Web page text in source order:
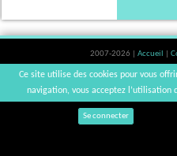
2007-2026 | Accueil
L'abus d'alcool est dangereux pour
Se connecter
Ce site utilise des cookies pour vous
navigation, vous acceptez l’utilisation